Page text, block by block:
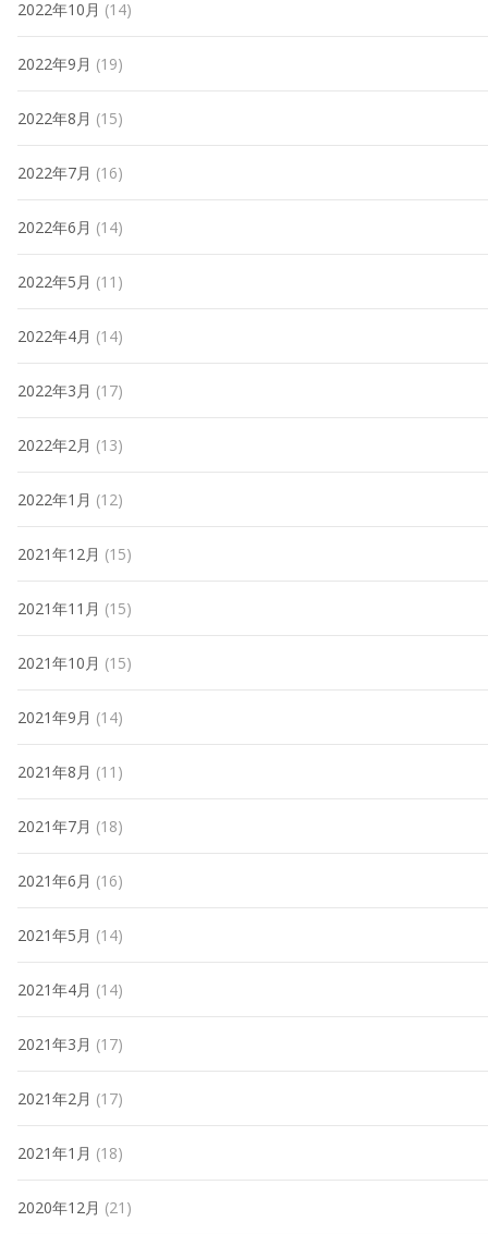
2022年10月 (14)
2022年9月 (19)
2022年8月 (15)
2022年7月 (16)
2022年6月 (14)
2022年5月 (11)
2022年4月 (14)
2022年3月 (17)
2022年2月 (13)
2022年1月 (12)
2021年12月 (15)
2021年11月 (15)
2021年10月 (15)
2021年9月 (14)
2021年8月 (11)
2021年7月 (18)
2021年6月 (16)
2021年5月 (14)
2021年4月 (14)
2021年3月 (17)
2021年2月 (17)
2021年1月 (18)
2020年12月 (21)